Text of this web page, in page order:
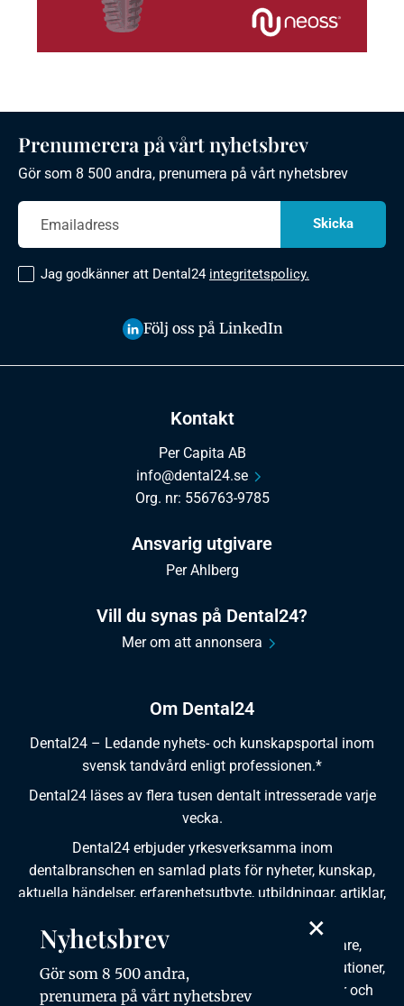
Om Dental24
Dental24 – Ledande nyhets- och kunskapsportal inom
svensk tandvård enligt professionen.*
Dental24 läses av flera tusen dentalt intresserade varje
vecka.
Dental24 erbjuder yrkesverksamma inom
dentalbranschen en samlad plats för nyheter, kunskap,
aktuella händelser, erfarenhetsutbyte, utbildningar, artiklar,
Dental24 produceras i samverkan med tandläkare,
tandhygienister, tandsköterskor, tandtekniker, institutioner,
kursgivare, föreningar, organisationer, leverantörer och
Kontakt
Per Capita AB
info@dental24.se
Org. nr: 556763-9785
Ansvarig utgivare
Per Ahlberg
Vill du synas på Dental24?
Mer om att annonsera
Prenumerera på vårt nyhetsbrev
Gör som 8 500 andra, prenumera på vårt nyhetsbrev
Jag godkänner att Dental24 integritetspolicy.
Följ oss på LinkedIn
×
Nyhetsbrev
Gör som 8 500 andra,
prenumera på vårt nyhetsbrev